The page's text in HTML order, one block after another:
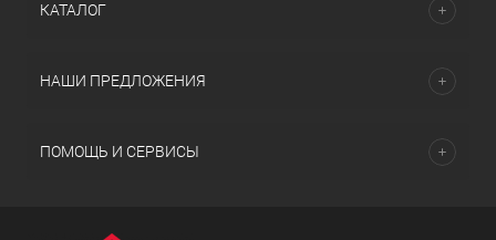
КАТАЛОГ
НАШИ ПРЕДЛОЖЕНИЯ
ПОМОЩЬ И СЕРВИСЫ